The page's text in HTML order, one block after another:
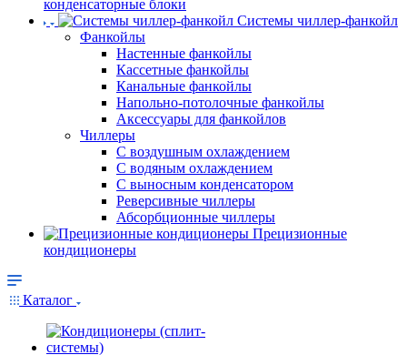
конденсаторные блоки
Системы чиллер-фанкойл
Фанкойлы
Настенные фанкойлы
Кассетные фанкойлы
Канальные фанкойлы
Напольно-потолочные фанкойлы
Аксессуары для фанкойлов
Чиллеры
С воздушным охлаждением
С водяным охлаждением
С выносным конденсатором
Реверсивные чиллеры
Абсорбционные чиллеры
Прецизионные
кондиционеры
Каталог